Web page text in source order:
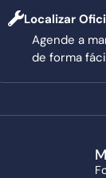
Localizar
Agende a
de forma